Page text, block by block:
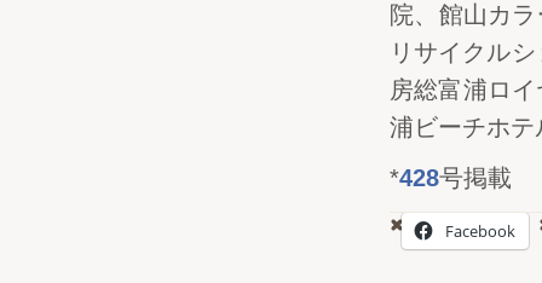
院、館山カ
リサイクル
房総富浦ロ
浦ビーチホ
*428号掲載
Facebook